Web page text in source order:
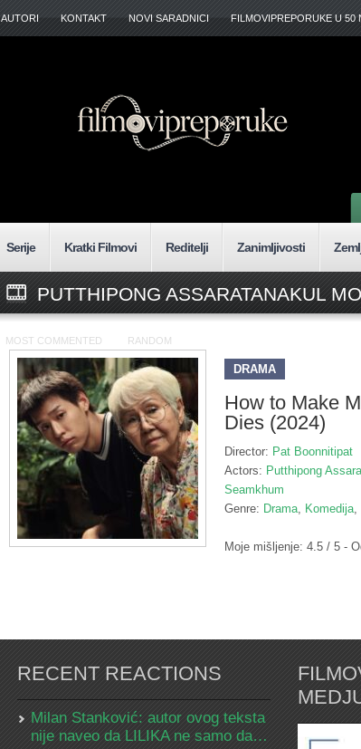
AUTORI KONTAKT NOVI SARADNICI FILMOVIPREPORUKE U 50
Serije Kratki Filmovi Reditelji Zanimljivosti
PUTTHIPONG ASSARATANAKUL
MOST COMMENTED RANDOM
DRAMA
How to Make
Dies (2024)
Director: Pat Boonnitipat
Actors: Putthipong
Seamkhum
Genre: Drama, Komedija,
Moje mišljenje: 4.5 / 5 -
RECENT REACTIONS
Milan Stanković: autor ovog teksta
nije naveo da LILIKA ne samo da…